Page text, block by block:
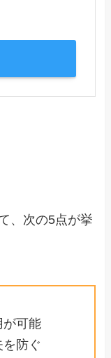
、次の5点が挙
が可能
防ぐ